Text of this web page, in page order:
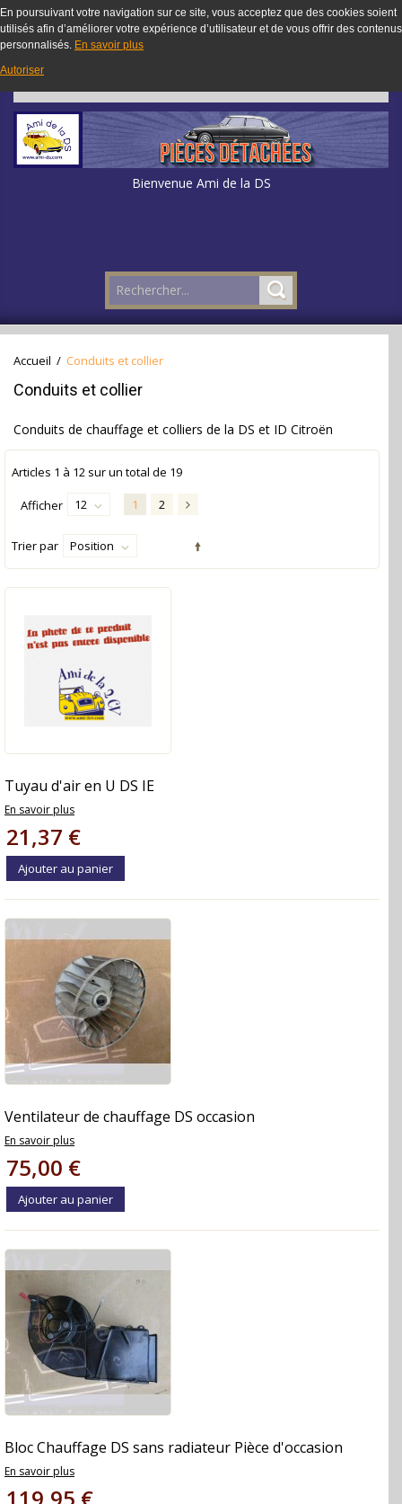
En poursuivant votre navigation sur ce site, vous acceptez que des cookies soient
utilisés afin d’améliorer votre expérience d’utilisateur et de vous offrir des contenus
personnalisés. En savoir plus
Autoriser
Bienvenue Ami de la DS
Accueil / Conduits et collier
Conduits et collier
Conduits de chauffage et colliers de la DS et ID Citroën
Articles 1 à 12 sur un total de 19
1
2
Afficher 12
Trier par Position
Tuyau d'air en U DS IE
En savoir plus
21,37 €
Ajouter au panier
Ventilateur de chauffage DS occasion
En savoir plus
75,00 €
Ajouter au panier
Bloc Chauffage DS sans radiateur Pièce d'occasion
En savoir plus